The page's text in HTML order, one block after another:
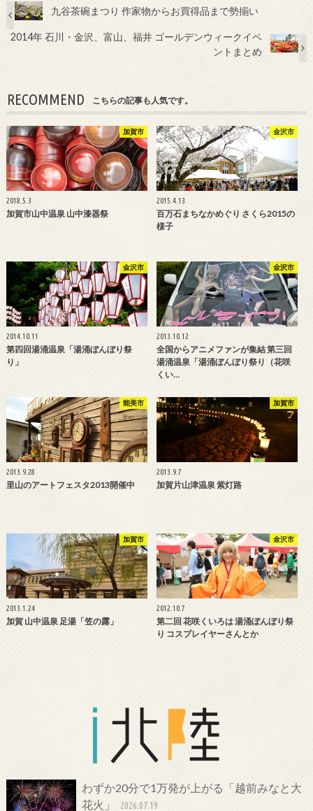
九谷茶碗まつり 作家物からお買得品まで勢揃い
2014年 石川・金沢、富山、福井 ゴールデンウィークイベ
ントまとめ
RECOMMEND こちらの記事も人気です。
加賀市
2018.5.3
加賀市山中温泉 山中漆器祭
金沢市
2015.4.13
百万石まちなかめぐり さくら2015の
様子
金沢市
2014.10.11
第四回湯涌温泉「湯涌ぼんぼり祭
り」
金沢市
2013.10.12
全国からアニメファンが集結 第三回
湯涌温泉「湯涌ぼんぼり祭り（花咲
くい…
能美市
2013.9.28
里山のアートフェスタ2013開催中
加賀市
2013.9.7
加賀片山津温泉 紫灯路
加賀市
2013.1.24
加賀 山中温泉 足湯「笠の露」
金沢市
2012.10.7
第二回 花咲くいろは 湯涌ぼんぼり祭
り コスプレイヤーさんとか
わずか20分で1万発が上がる「越前みなと大
花火」
2026.07.19